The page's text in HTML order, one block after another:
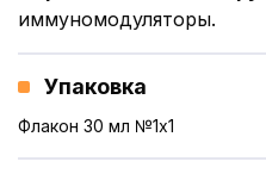
иммуномодуляторы.
Упаковка
Флакон 30 мл №1x1